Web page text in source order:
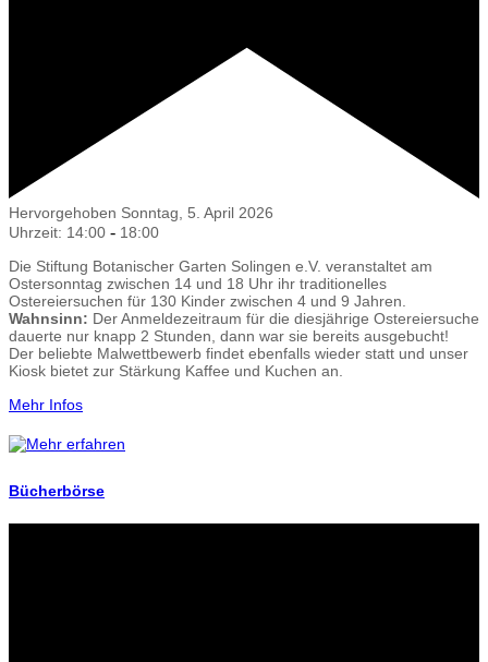
Hervorgehoben Sonntag, 5. April 2026
Uhrzeit: 14:00 - 18:00
Die Stiftung Botanischer Garten Solingen e.V. veranstaltet am
Ostersonntag zwischen 14 und 18 Uhr ihr traditionelles
Ostereiersuchen für 130 Kinder zwischen 4 und 9 Jahren.
Wahnsinn: Der Anmeldezeitraum für die diesjährige Ostereiersuche
dauerte nur knapp 2 Stunden, dann war sie bereits ausgebucht!
Der beliebte Malwettbewerb findet ebenfalls wieder statt und unser
Kiosk bietet zur Stärkung Kaffee und Kuchen an.
Mehr Infos
Bücherbörse